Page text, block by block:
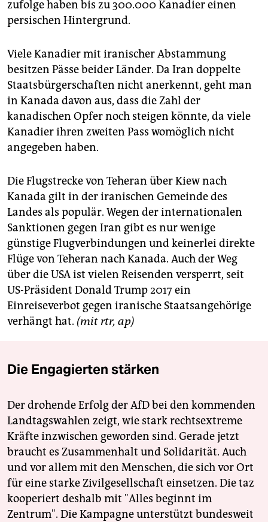
zufolge haben bis zu 300.000 Kanadier einen
persischen Hintergrund.
Viele Kanadier mit iranischer Abstammung
besitzen Pässe beider Länder. Da Iran doppelte
Staatsbürgerschaften nicht anerkennt, geht man
in Kanada davon aus, dass die Zahl der
kanadischen Opfer noch steigen könnte, da viele
Kanadier ihren zweiten Pass womöglich nicht
angegeben haben.
Die Flugstrecke von Teheran über Kiew nach
Kanada gilt in der iranischen Gemeinde des
Landes als populär. Wegen der internationalen
Sanktionen gegen Iran gibt es nur wenige
günstige Flugverbindungen und keinerlei direkte
Flüge von Teheran nach Kanada. Auch der Weg
über die USA ist vielen Reisenden versperrt, seit
US-Präsident Donald Trump 2017 ein
Einreiseverbot gegen iranische Staatsangehörige
verhängt hat. (mit rtr, ap)
Die Engagierten stärken
Der drohende Erfolg der AfD bei den kommenden
Landtagswahlen zeigt, wie stark rechtsextreme
Kräfte inzwischen geworden sind. Gerade jetzt
braucht es Zusammenhalt und Solidarität. Auch
und vor allem mit den Menschen, die sich vor Ort
für eine starke Zivilgesellschaft einsetzen. Die taz
kooperiert deshalb mit "Alles beginnt im
Zentrum". Die Kampagne unterstützt bundesweit